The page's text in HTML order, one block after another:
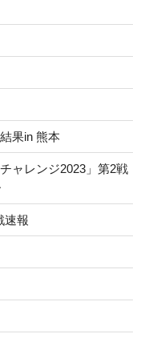
果in 熊本
ャレンジ2023」第2戦
速報